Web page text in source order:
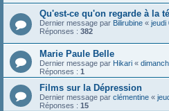
Qu'est-ce qu'on regarde à la
Dernier message par Bilirubine « jeudi
Réponses : 382
Marie Paule Belle
Dernier message par Hikari «
Réponses : 1
Films sur la Dépression
Dernier message par clémentine «
Réponses : 15